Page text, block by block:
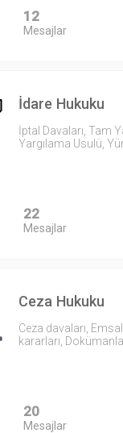
12
Mesajlar
İdare Hukuku
İptal Davaları, Tam
Yargılama Usulü,
22
Mesajlar
Ceza Hukuku
Ceza davaları,
kararları,
20
Mesajlar